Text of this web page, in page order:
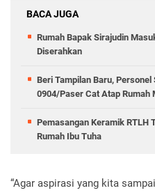
BACA JUGA
Rumah Bapak Sirajudin
Diserahkan
Beri Tampilan Baru,
0904/Paser Cat Atap Rumah
Pemasangan Keramik RTLH
Rumah Ibu Tuha
“Agar aspirasi yang kita